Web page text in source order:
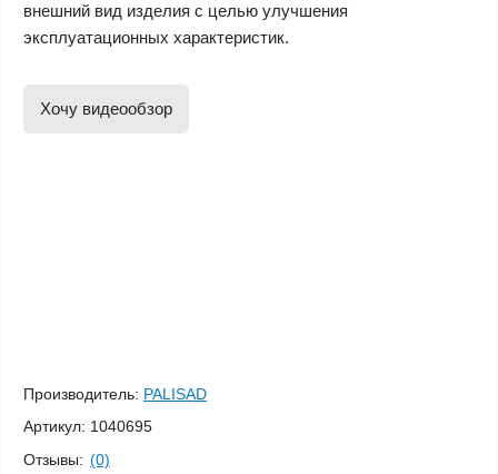
внешний вид изделия с целью улучшения
эксплуатационных характеристик.
Хочу видеообзор
Производитель: PALISAD
Артикул: 1040695
Отзывы: (0)